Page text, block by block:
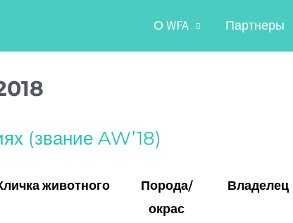
О WFA Партнеры
(звание AW’18)
животного
Порода/
окрас
Владелец